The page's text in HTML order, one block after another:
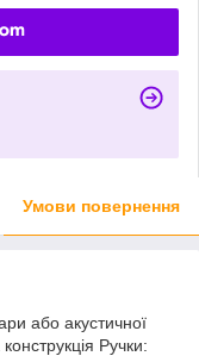
Умови повернення
або акустичної
Ручки: